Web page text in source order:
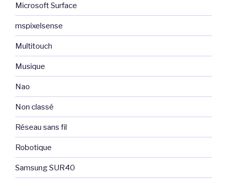
Microsoft Surface
mspixelsense
Multitouch
Musique
Nao
Non classé
Réseau sans fil
Robotique
Samsung SUR40